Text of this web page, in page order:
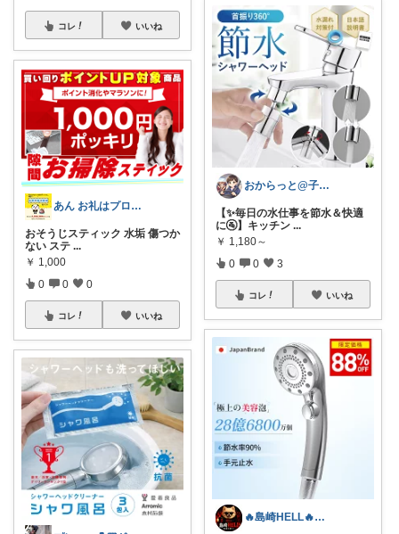
コレ いいね
あん お礼はプロフで🙏
おそうじスティック 水垢 傷つか
ない ステ ...
￥ 1,000
0 0 0
コレ いいね
おからっと@子育てに余裕を✨
【✨毎日の水仕事を節水＆快適
に🚰】キッチン ...
￥ 1,180～
0 0 3
コレ いいね
🔥島崎HELL🔥地獄の暮らし